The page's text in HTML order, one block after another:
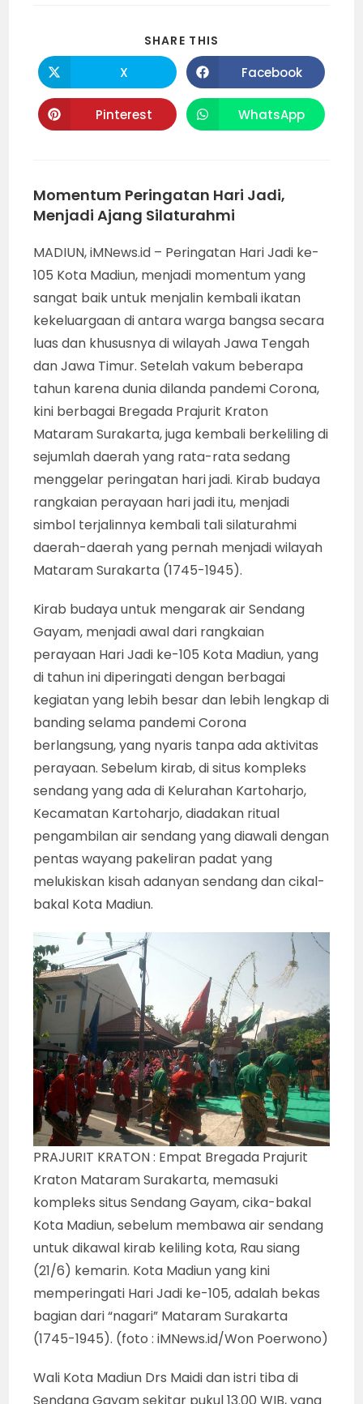
SHARE THIS
Opens
in
a
new
window
X Opens
in
a
new
window
Facebook
Opens
in
Pinterest Opens
in
WhatsApp
Momentum Peringatan Hari Jadi,
Menjadi Ajang Silaturahmi
MADIUN, iMNews.id – Peringatan Hari Jadi ke-
105 Kota Madiun, menjadi momentum yang
sangat baik untuk menjalin kembali ikatan
kekeluargaan di antara warga bangsa secara
luas dan khususnya di wilayah Jawa Tengah
dan Jawa Timur. Setelah vakum beberapa
tahun karena dunia dilanda pandemi Corona,
kini berbagai Bregada Prajurit Kraton
Mataram Surakarta, juga kembali berkeliling di
sejumlah daerah yang rata-rata sedang
menggelar peringatan hari jadi. Kirab budaya
rangkaian perayaan hari jadi itu, menjadi
simbol terjalinnya kembali tali silaturahmi
daerah-daerah yang pernah menjadi wilayah
Mataram Surakarta (1745-1945).
Kirab budaya untuk mengarak air Sendang
Gayam, menjadi awal dari rangkaian
perayaan Hari Jadi ke-105 Kota Madiun, yang
di tahun ini diperingati dengan berbagai
kegiatan yang lebih besar dan lebih lengkap di
banding selama pandemi Corona
berlangsung, yang nyaris tanpa ada aktivitas
perayaan. Sebelum kirab, di situs kompleks
sendang yang ada di Kelurahan Kartoharjo,
Kecamatan Kartoharjo, diadakan ritual
pengambilan air sendang yang diawali dengan
pentas wayang pakeliran padat yang
melukiskan kisah adanyan sendang dan cikal-
bakal Kota Madiun.
PRAJURIT KRATON : Empat Bregada Prajurit
Kraton Mataram Surakarta, memasuki
kompleks situs Sendang Gayam, cika-bakal
Kota Madiun, sebelum membawa air sendang
untuk dikawal kirab keliling kota, Rau siang
(21/6) kemarin. Kota Madiun yang kini
memperingati Hari Jadi ke-105, adalah bekas
bagian dari “nagari” Mataram Surakarta
(1745-1945). (foto : iMNews.id/Won Poerwono)
Wali Kota Madiun Drs Maidi dan istri tiba di
Sendang Gayam sekitar pukul 13.00 WIB, yang